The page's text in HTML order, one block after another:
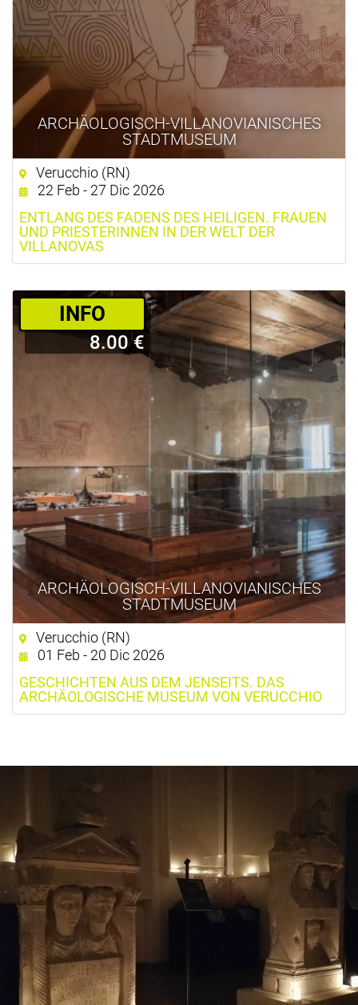
ARCHÄOLOGISCH-VILLANOVIANISCHES
STADTMUSEUM
Verucchio (RN)
22 Feb - 27 Dic 2026
ENTLANG DES FADENS DES HEILIGEN. FRAUEN
UND PRIESTERINNEN IN DER WELT DER
VILLANOVAS
ARCHÄOLOGISCH-VILLANOVIANISCHES
STADTMUSEUM
­INFO
8.00 €
Verucchio (RN)
01 Feb - 20 Dic 2026
GESCHICHTEN AUS DEM JENSEITS. DAS
ARCHÄOLOGISCHE MUSEUM VON VERUCCHIO